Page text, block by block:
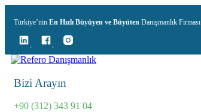
Türkiye’nin En Hızlı Büyüyen ve Büyüten Danışmanlık Firması
Bizi Arayın
+90 (312) 343 91 04